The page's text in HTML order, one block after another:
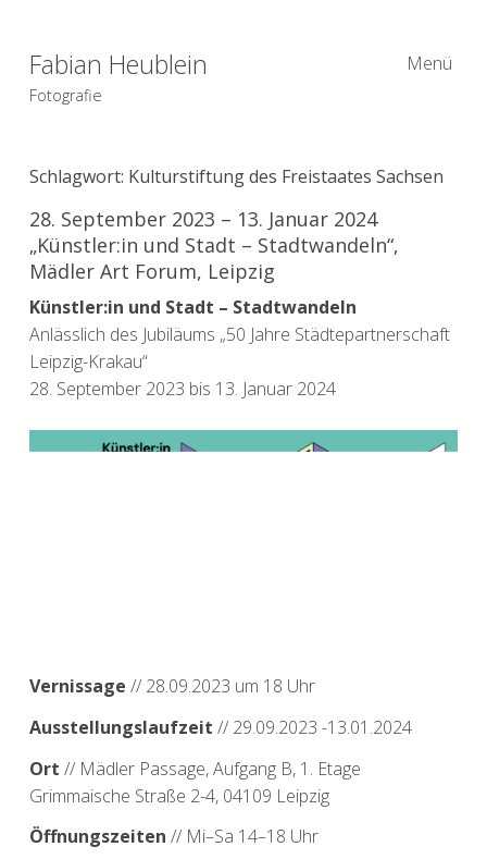
Fabian Heublein
Fotografie
Menü
Schlagwort: Kulturstiftung des Freistaates Sachsen
28. September 2023 – 13. Januar 2024
„Künstler:in und Stadt – Stadtwandeln​“,
Mädler Art Forum, Leipzig
Künstler:in und Stadt – Stadtwandeln
Anlässlich des Jubiläums „50 Jahre Städtepartnerschaft
Leipzig-Krakau“
28. September 2023 bis 13. Januar 2024
Vernissage // 28.09.2023 um 18 Uhr
Ausstellungslaufzeit // 29.09.2023 -13.01.2024
Ort // Mädler Passage, Aufgang B, 1. Etage
Grimmaische Straße 2-4, 04109 Leipzig
Öffnungszeiten // Mi–Sa 14–18 Uhr